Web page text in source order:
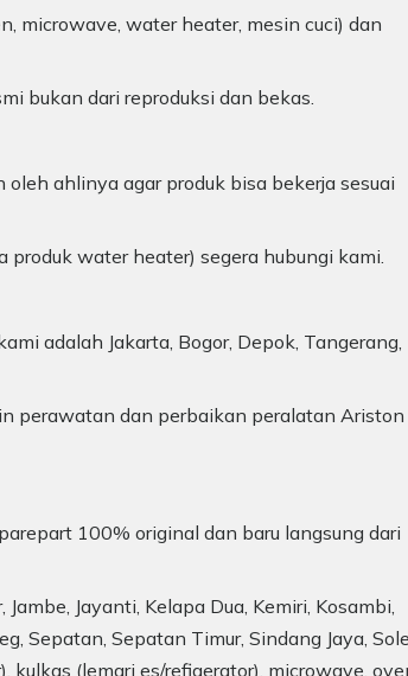
microwave, water heater, mesin cuci) dan
bukan dari reproduksi dan bekas.
ahlinya agar produk bisa bekerja sesuai
water heater) segera hubungi kami.
adalah Jakarta, Bogor, Depok, Tangerang,
perawatan dan perbaikan peralatan Ariston
100% original dan baru langsung dari
Jayanti, Kelapa Dua, Kemiri, Kosambi,
Sepatan, Sepatan Timur, Sindang Jaya,
kulkas (lemari es/refigerator), microwave,